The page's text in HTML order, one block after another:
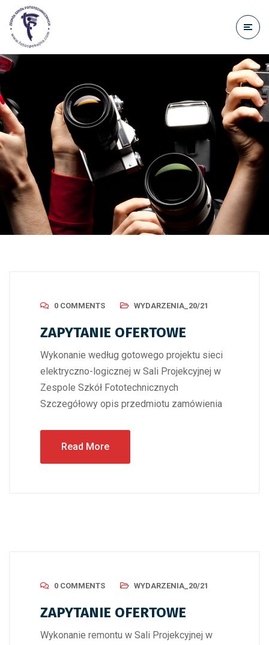
treści
0 COMMENTS WYDARZENIA_20/21
ZAPYTANIE OFERTOWE
Wykonanie według gotowego projektu sieci
elektryczno-logicznej w Sali Projekcyjnej w
Zespole Szkół Fototechnicznych
Szczegółowy opis przedmiotu zamówienia
Read More
0 COMMENTS WYDARZENIA_20/21
ZAPYTANIE OFERTOWE
Wykonanie remontu w Sali Projekcyjnej w